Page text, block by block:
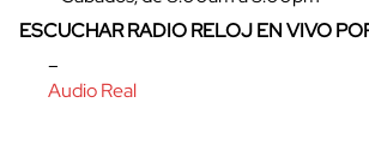
ESCUCHAR RADIO RELOJ EN VIVO
–
Audio Real